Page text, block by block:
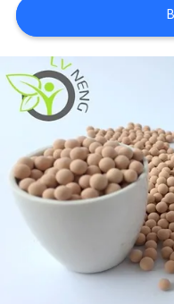
ANGEBOT
ANFORDERN
SITEMAP
PRIVACY
POLICY